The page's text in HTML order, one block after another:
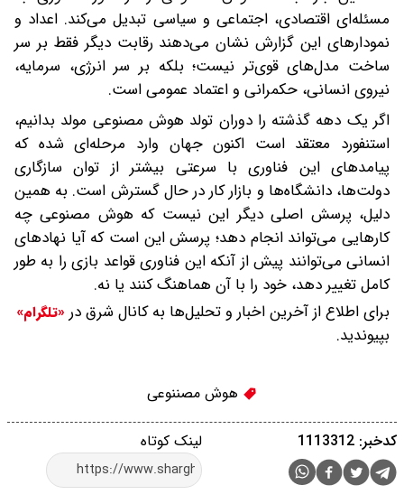
مسئله‌ای اقتصادی، اجتماعی و سیاسی تبدیل می‌کند. اعداد و
نمودارهای این گزارش نشان می‌دهند رقابت دیگر فقط بر سر
ساخت مدل‌های قوی‌تر نیست؛ بلکه بر سر انرژی، سرمایه،
نیروی انسانی، حکمرانی و اعتماد عمومی است.
اگر یک دهه گذشته را دوران تولد هوش مصنوعی مولد بدانیم،
استنفورد معتقد است اکنون جهان وارد مرحله‌ای شده که
پیامدهای این فناوری با سرعتی بیشتر از توان سازگاری
دولت‌ها، دانشگاه‌ها و بازار کار در حال گسترش است. به همین
دلیل، پرسش اصلی دیگر این نیست که هوش مصنوعی چه
کارهایی می‌تواند انجام دهد؛ پرسش این است که آیا نهادهای
انسانی می‌توانند پیش از آنکه این فناوری قواعد بازی را به طور
کامل تغییر دهد، خود را با آن هماهنگ کنند یا نه.
برای اطلاع از آخرین اخبار و تحلیل‌ها به کانال شرق در «تلگرام»
بپیوندید.
هوش مصننوعی
لینک کوتاه کدخبر: 1113312